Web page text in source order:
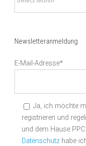
Datum
Newsletteranmeldung
E-Mail-Adresse*
Ja, ich möchte
registrieren und
und dem Hause
Datenschutzhabe